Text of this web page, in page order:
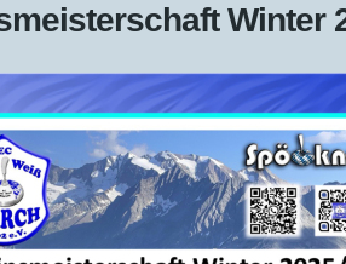
Winter